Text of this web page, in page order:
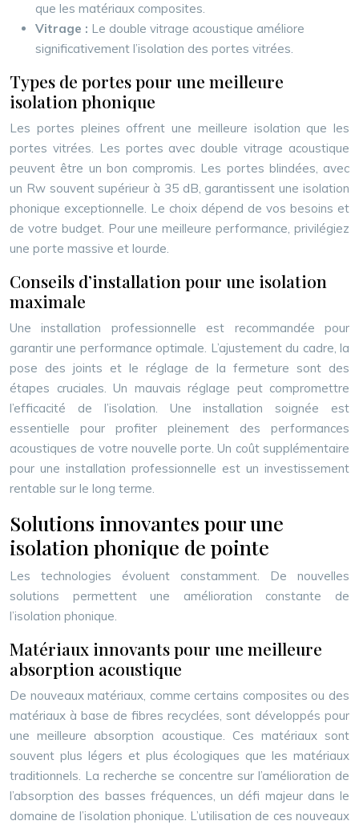
que les matériaux composites.
Vitrage : Le double vitrage acoustique améliore
significativement l’isolation des portes vitrées.
Types de portes pour une meilleure
isolation phonique
Les portes pleines offrent une meilleure isolation que les
portes vitrées. Les portes avec double vitrage acoustique
peuvent être un bon compromis. Les portes blindées, avec
un Rw souvent supérieur à 35 dB, garantissent une isolation
phonique exceptionnelle. Le choix dépend de vos besoins et
de votre budget. Pour une meilleure performance, privilégiez
une porte massive et lourde.
Conseils d’installation pour une isolation
maximale
Une installation professionnelle est recommandée pour
garantir une performance optimale. L’ajustement du cadre, la
pose des joints et le réglage de la fermeture sont des
étapes cruciales. Un mauvais réglage peut compromettre
l’efficacité de l’isolation. Une installation soignée est
essentielle pour profiter pleinement des performances
acoustiques de votre nouvelle porte. Un coût supplémentaire
pour une installation professionnelle est un investissement
rentable sur le long terme.
Solutions innovantes pour une
isolation phonique de pointe
Les technologies évoluent constamment. De nouvelles
solutions permettent une amélioration constante de
l’isolation phonique.
Matériaux innovants pour une meilleure
absorption acoustique
De nouveaux matériaux, comme certains composites ou des
matériaux à base de fibres recyclées, sont développés pour
une meilleure absorption acoustique. Ces matériaux sont
souvent plus légers et plus écologiques que les matériaux
traditionnels. La recherche se concentre sur l’amélioration de
l’absorption des basses fréquences, un défi majeur dans le
domaine de l’isolation phonique. L’utilisation de ces nouveaux